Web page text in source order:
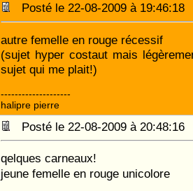
Posté le 22-08-2009 à
autre femelle en rouge récessif
(sujet hyper costaut mais
sujet qui me plait!)
--------------------
halipre pierre
Posté le 22-08-2009 à
qelques carneaux!
jeune femelle en rouge unicolore